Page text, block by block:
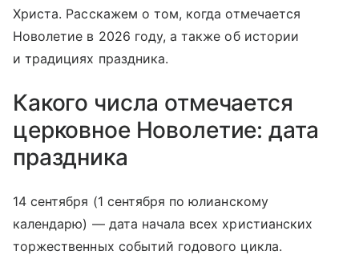
Христа. Расскажем о том, когда отмечается
Новолетие в 2026 году, а также об истории
и традициях праздника.
Какого числа отмечается
церковное Новолетие: дата
праздника
14 сентября (1 сентября по юлианскому
календарю) — дата начала всех христианских
торжественных событий годового цикла.